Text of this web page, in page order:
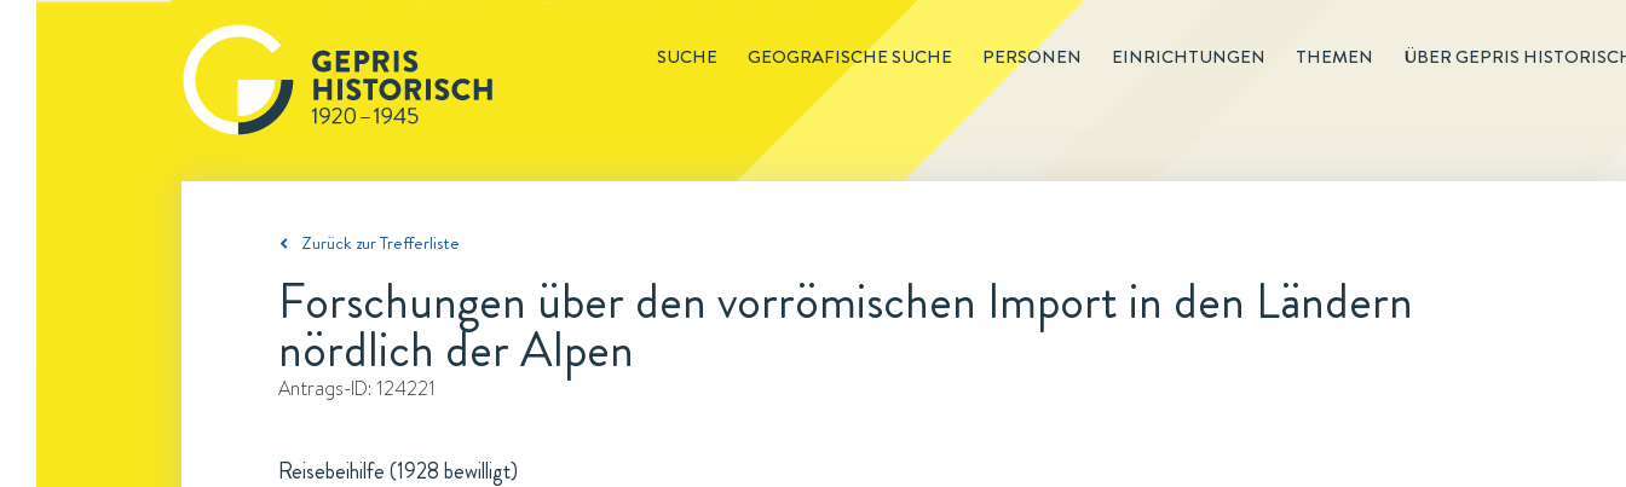
SUCHE GEOGRAFISCHE SUCHE PERSONEN EINRICHTUNGEN THEMEN ÜBER GEPRIS
Zurück zur Trefferliste
Forschungen über den vorrömischen Import in den Ländern
nördlich der Alpen
Antrags-ID: 124221
Reisebeihilfe (1928 bewilligt)